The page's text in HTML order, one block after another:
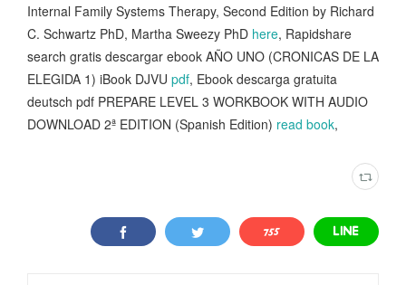
Internal Family Systems Therapy, Second Edition by Richard
C. Schwartz PhD, Martha Sweezy PhD here, Rapidshare
search gratis descargar ebook AÑO UNO (CRONICAS DE LA
ELEGIDA 1) iBook DJVU pdf, Ebook descarga gratuita
deutsch pdf PREPARE LEVEL 3 WORKBOOK WITH AUDIO
DOWNLOAD 2ª EDITION (Spanish Edition) read book,